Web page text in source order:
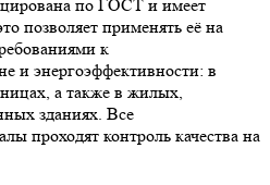
по ГОСТ и имеет
позволяет применять её на
к
и энергоэффективности: в
а также в жилых,
зданиях. Все
проходят контроль качества на